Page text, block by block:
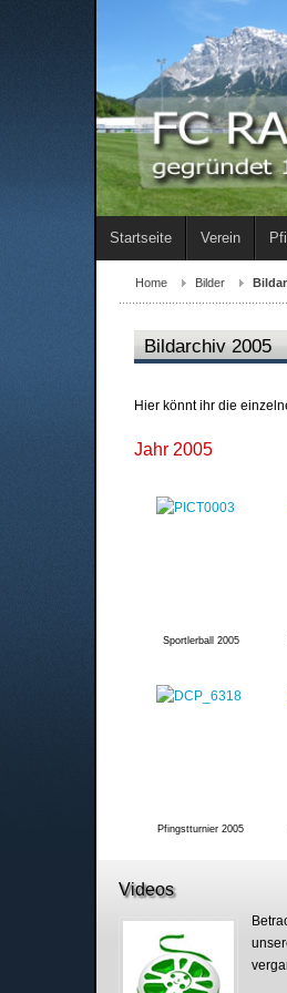
Startseite Verein
Home Bilder
Bildarchiv 2005
Hier könnt ihr die
Jahr 2005
Sportlerball 2005
Pfingstturnier 2005
Videos